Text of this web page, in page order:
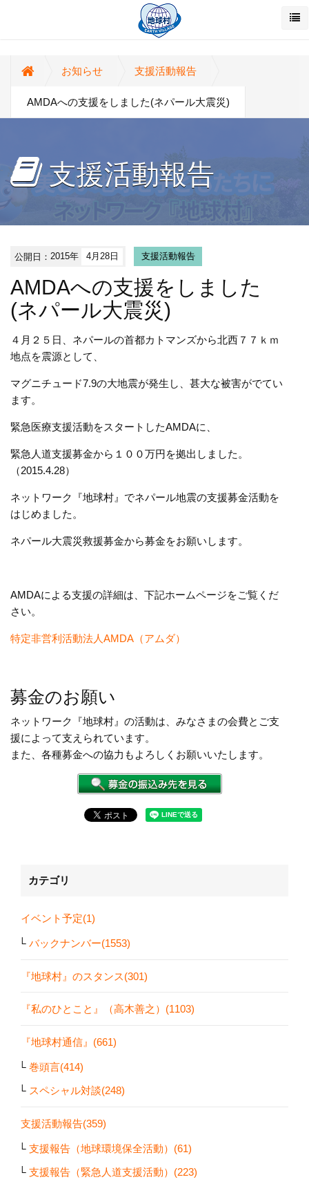
お知らせ 支援活動報告
AMDAへの支援をしました(ネパール大震災)
支援活動報告
公開日：2015年 4月28日 支援活動報告
AMDAへの支援をしました
(ネパール大震災)
４月２５日、ネパールの首都カトマンズから北西７７ｋｍ
地点を震源として、
マグニチュード7.9の大地震が発生し、甚大な被害がでてい
ます。
緊急医療支援活動をスタートしたAMDAに、
緊急人道支援募金から１００万円を拠出しました。
（2015.4.28）
ネットワーク『地球村』でネパール地震の支援募金活動を
はじめました。
ネパール大震災救援募金から募金をお願いします。
AMDAによる支援の詳細は、下記ホームページをご覧くだ
さい。
特定非営利活動法人AMDA（アムダ）
募金のお願い
ネットワーク『地球村』の活動は、みなさまの会費とご支
援によって支えられています。
また、各種募金への協力もよろしくお願いいたします。
カテゴリ
イベント予定(1)
バックナンバー(1553)
『地球村』のスタンス(301)
『私のひとこと』（高木善之）(1103)
『地球村通信』(661)
巻頭言(414)
スペシャル対談(248)
支援活動報告(359)
支援報告（地球環境保全活動）(61)
支援報告（緊急人道支援活動）(223)